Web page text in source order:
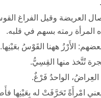
العريضة وقيل الفراغ
المرأة رمته بسهم في قلبه.
الأَرْزُ ههنا القَوْسُ بعَيْنِها.
تُتَّخذ منها القِسِيُّ.
العِراضُ، الواحدُ فَرْغٌ.
امْرأَةً تَحَرَّفَتْ له بِعَيْنِها